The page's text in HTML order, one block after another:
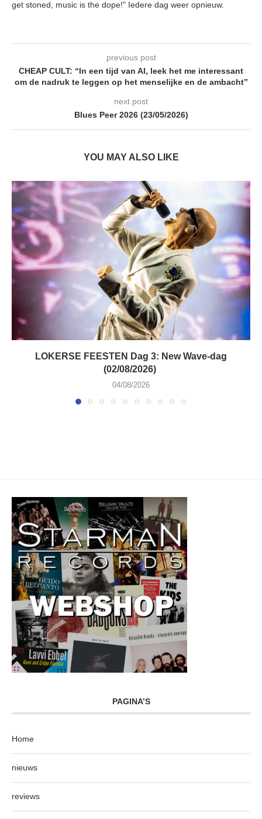
get stoned, music is the dope!" Iedere dag weer opnieuw.
previous post
CHEAP CULT: “In een tijd van AI, leek het me interessant
om de nadruk te leggen op het menselijke en de ambacht”
next post
Blues Peer 2026 (23/05/2026)
YOU MAY ALSO LIKE
LOKERSE FEESTEN Dag 3: New Wave-dag
(02/08/2026)
04/08/2026
PAGINA’S
Home
nieuws
reviews